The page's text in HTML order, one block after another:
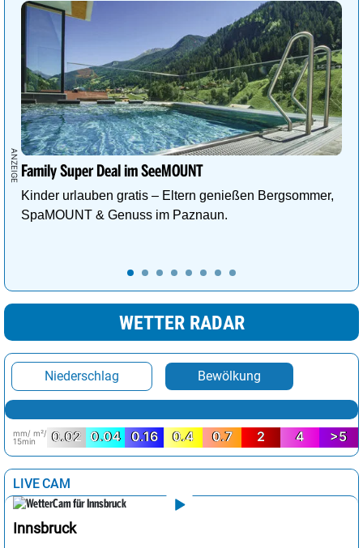
Wien stark bewölkt 90%
Family Super Deal im SeeMOUNT
Kinder urlauben gratis – Eltern genießen Bergsommer,
SpaMOUNT & Genuss im Paznaun.
WETTER RADAR
Niederschlag Bewölkung
mm/ m²/
15min
0.02 0.04 0.16 0.4 0.7 2 4 >5
LIVE CAM
Innsbruck